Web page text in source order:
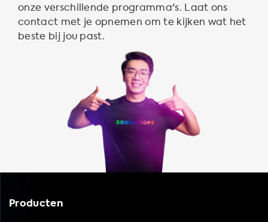
onze verschillende programma's. Laat ons
contact met je opnemen om te kijken wat het
beste bij jou past.
Producten